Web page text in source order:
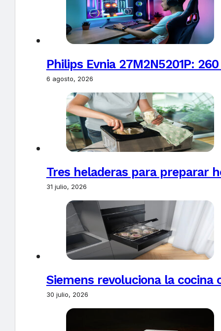
Philips Evnia 27M2N5201P:
6 agosto, 2026
Tres heladeras para preparar
31 julio, 2026
Siemens revoluciona la
30 julio, 2026